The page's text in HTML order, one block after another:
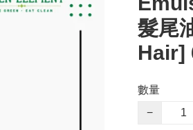
髮尾
Hair]
數量
−